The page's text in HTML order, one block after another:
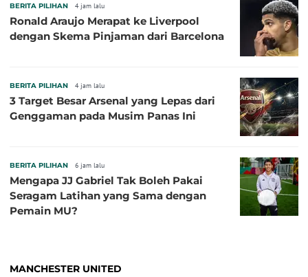
BERITA PILIHAN 4 jam lalu
Ronald Araujo Merapat ke Liverpool
dengan Skema Pinjaman dari Barcelona
BERITA PILIHAN 4 jam lalu
3 Target Besar Arsenal yang Lepas dari
Genggaman pada Musim Panas Ini
BERITA PILIHAN 6 jam lalu
Mengapa JJ Gabriel Tak Boleh Pakai
Seragam Latihan yang Sama dengan
Pemain MU?
MANCHESTER UNITED